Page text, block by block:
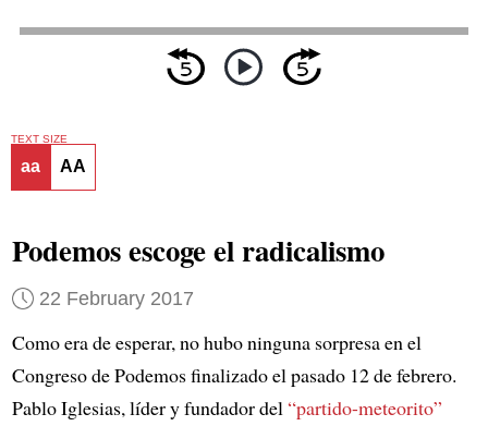
TEXT SIZE
aa AA
Podemos escoge el radicalismo
22 February 2017
Como era de esperar, no hubo ninguna sorpresa en el
Congreso de Podemos finalizado el pasado 12 de febrero.
Pablo Iglesias, líder y fundador del“partido-meteorito”